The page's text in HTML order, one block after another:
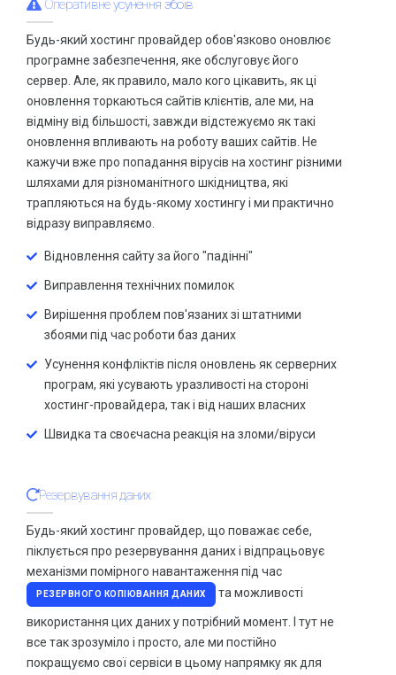
Не пропустіть величезну знижку!
ВСІ АКЦІЇ
Оперативне усунення збоїв
Будь-який хостинг провайдер обов'язково оновлює
програмне забезпечення, яке обслуговує його
сервер. Але, як правило, мало кого цікавить, як ці
оновлення торкаються сайтів клієнтів, але ми, на
відміну від більшості, завжди відстежуємо як такі
оновлення впливають на роботу ваших сайтів. Не
кажучи вже про попадання вірусів на хостинг різними
шляхами для різноманітного шкідництва, які
трапляються на будь-якому хостингу і ми практично
відразу виправляємо.
Відновлення сайту за його "падінні"
Виправлення технічних помилок
Вирішення проблем пов'язаних зі штатними
збоями під час роботи баз даних
Усунення конфліктів після оновлень як серверних
програм, які усувають уразливості на стороні
хостинг-провайдера, так і від наших власних
Швидка та своєчасна реакція на зломи/віруси
Резервування даних
Будь-який хостинг провайдер, що поважає себе,
піклується про резервування даних і відпрацьовує
механізми помірного навантаження під час
РЕЗЕРВНОГО КОПІЮВАННЯ ДАНИХ та можливості
використання цих даних у потрібний момент. І тут не
все так зрозуміло і просто, але ми постійно
покращуємо свої сервіси в цьому напрямку як для